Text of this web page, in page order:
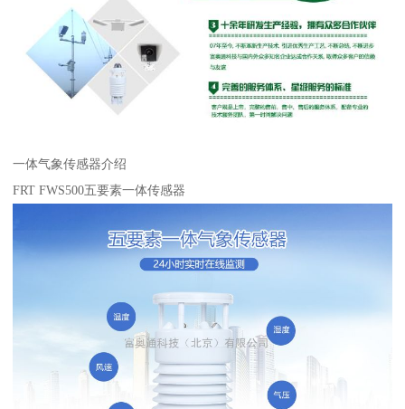
一体气象传感器介绍
FRT FWS500五要素一体传感器